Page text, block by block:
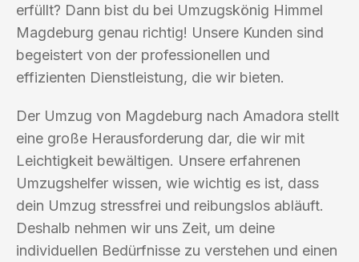
erfüllt? Dann bist du bei Umzugskönig Himmel
Magdeburg genau richtig! Unsere Kunden sind
begeistert von der professionellen und
effizienten Dienstleistung, die wir bieten.
Der Umzug von Magdeburg nach Amadora stellt
eine große Herausforderung dar, die wir mit
Leichtigkeit bewältigen. Unsere erfahrenen
Umzugshelfer wissen, wie wichtig es ist, dass
dein Umzug stressfrei und reibungslos abläuft.
Deshalb nehmen wir uns Zeit, um deine
individuellen Bedürfnisse zu verstehen und einen